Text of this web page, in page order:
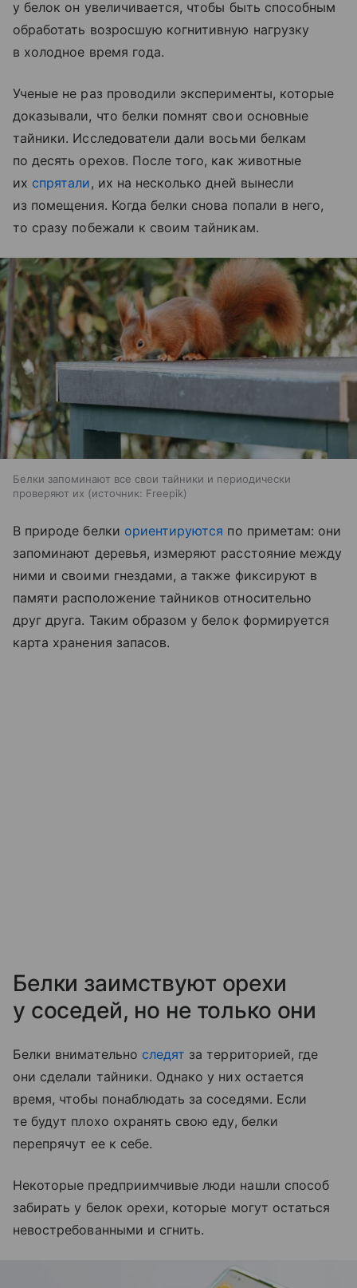
у белок он увеличивается, чтобы быть способным
обработать возросшую когнитивную нагрузку
в холодное время года.
Ученые не раз проводили эксперименты, которые
доказывали, что белки помнят свои основные
тайники. Исследователи дали восьми белкам
по десять орехов. После того, как животные
их спрятали , их на несколько дней вынесли
из помещения. Когда белки снова попали в него,
то сразу побежали к своим тайникам.
Белки запоминают все свои тайники и периодически
проверяют их
источник: Freepik
В природе белки ориентируются по приметам: они
запоминают деревья, измеряют расстояние между
ними и своими гнездами, а также фиксируют в
памяти расположение тайников относительно
друг друга. Таким образом у белок формируется
карта хранения запасов.
Белки заимствуют орехи
у соседей, но не только они
Белки внимательно следят за территорией, где
они сделали тайники. Однако у них остается
время, чтобы понаблюдать за соседями. Если
те будут плохо охранять свою еду, белки
перепрячут ее к себе.
Некоторые предприимчивые люди нашли способ
забирать у белок орехи, которые могут остаться
невостребованными и сгнить.